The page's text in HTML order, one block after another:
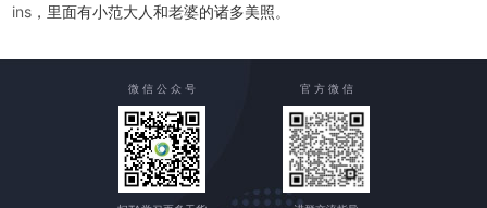
ins，里面有小范大人和老婆的诸多美照。
微 信 公 众 号 官 方 微 信